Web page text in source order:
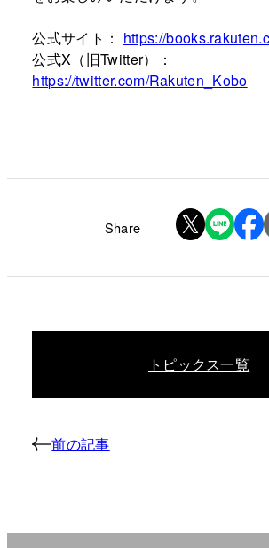
公式サイト： https://
公式X （旧Twitter）：
https://twitter.com/Rakuten_Kobo
Share
前の記事
トピックス一覧